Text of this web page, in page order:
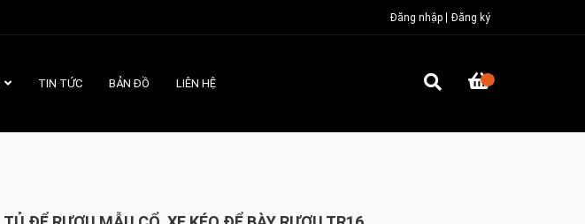
Đăng nhập Đăng ký
TIN TỨC BẢN ĐỒ LIÊN HỆ